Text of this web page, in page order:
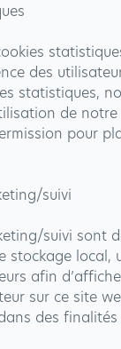
des
statistiques,
de
pour
suivi
suivi sont
stockage local,
afin
sur ce site
des